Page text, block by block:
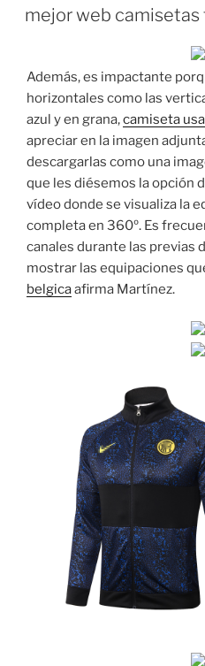
mejor web camisetas
Además, es impactante
horizontales como las
azul y en grana,camiseta
apreciar en la imagen
descargarlas como una
que les diésemos la opción
vídeo donde se visualiza la
completa en 360º. Es
canales durante las previas
mostrar las equipaciones
belgicaafirma Martínez.